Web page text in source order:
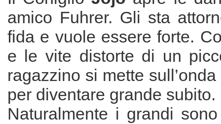
amico Fuhrer. Gli sta
fida e vuole essere forte.
e le vite distorte di un
ragazzino si mette
per diventare grande subito.
Naturalmente i grandi